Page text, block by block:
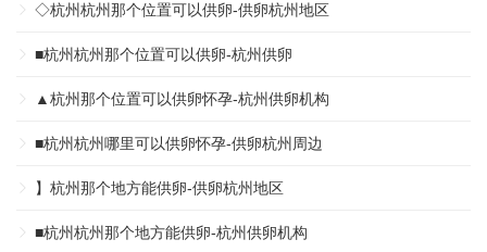
◇杭州杭州那个位置可以供卵-供卵杭州地区
■杭州杭州那个位置可以供卵-杭州供卵
▲杭州那个位置可以供卵怀孕-杭州供卵机构
■杭州杭州哪里可以供卵怀孕-供卵杭州周边
】杭州那个地方能供卵-供卵杭州地区
■杭州杭州那个地方能供卵-杭州供卵机构